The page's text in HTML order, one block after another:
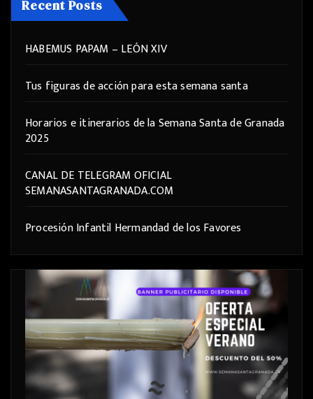
Recent Posts
HABEMUS PAPAM – LEÓN XIV
Tus figuras de acción para esta semana santa
Horarios e itinerarios de la Semana Santa de Granada
2025
CANAL DE TELEGRAM OFICIAL
SEMANASANTAGRANADA.COM
Procesión Infantil Hermandad de los Favores